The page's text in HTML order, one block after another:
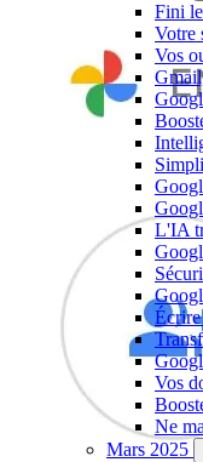
Fini
Votre
Vos
L'IA
Vos
Ne
Mars 2025